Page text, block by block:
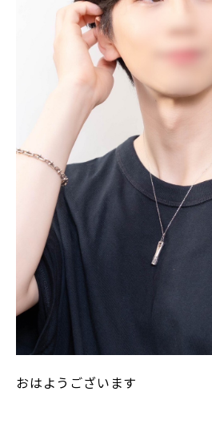
おはようございます